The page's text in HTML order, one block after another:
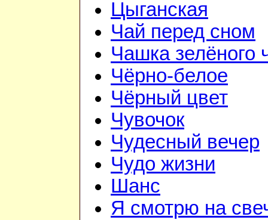
Цыганская
Чай перед сном
Чашка зелёного
Чёрно-белое
Чёрный цвет
Чувочок
Чудесный вечер
Чудо жизни
Шанс
Я смотрю на